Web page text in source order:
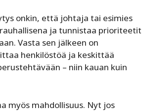
onkin, että johtaja tai esimies
ja tunnistaa prioriteetit
Vasta sen jälkeen on
henkilöstöä ja keskittää
– niin kauan kuin
myös mahdollisuus. Nyt jos